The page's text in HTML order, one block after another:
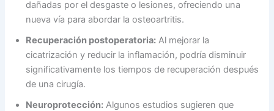
dañadas por el desgaste o lesiones, ofreciendo una
nueva vía para abordar la osteoartritis.
Recuperación postoperatoria: Al mejorar la
cicatrización y reducir la inflamación, podría disminuir
significativamente los tiempos de recuperación después
de una cirugía.
Neuroprotección: Algunos estudios sugieren que